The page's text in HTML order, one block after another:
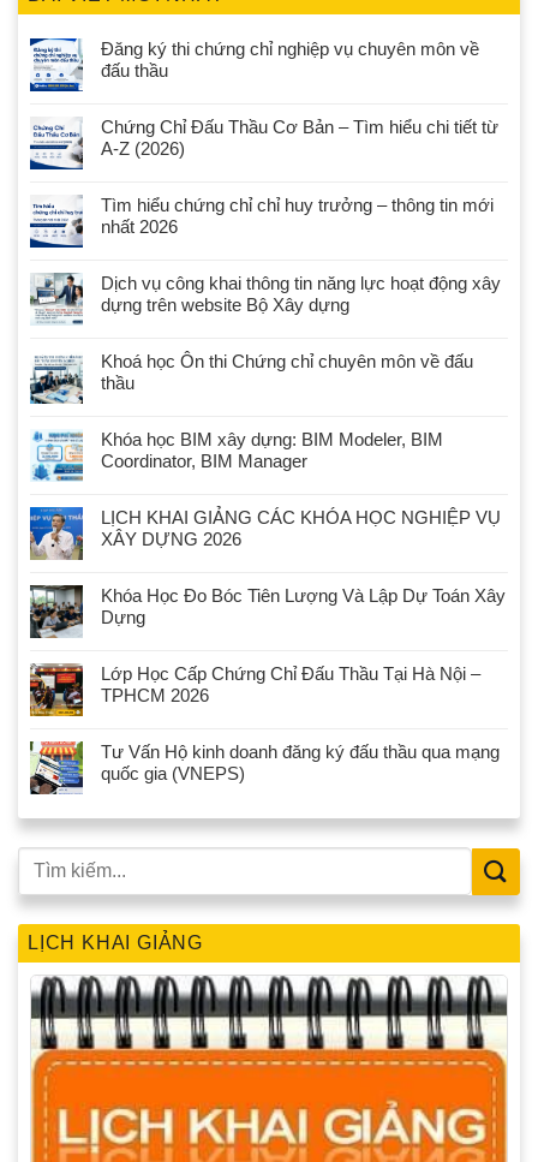
Đăng ký thi chứng chỉ nghiệp vụ chuyên môn về
đấu thầu
Chứng Chỉ Đấu Thầu Cơ Bản – Tìm hiểu chi tiết từ
A-Z (2026)
Tìm hiểu chứng chỉ chỉ huy trưởng – thông tin mới
nhất 2026
Dịch vụ công khai thông tin năng lực hoạt động xây
dựng trên website Bộ Xây dựng
Khoá học Ôn thi Chứng chỉ chuyên môn về đấu
thầu
Khóa học BIM xây dựng: BIM Modeler, BIM
Coordinator, BIM Manager
LỊCH KHAI GIẢNG CÁC KHÓA HỌC NGHIỆP VỤ
XÂY DỰNG 2026
Khóa Học Đo Bóc Tiên Lượng Và Lập Dự Toán Xây
Dựng
Lớp Học Cấp Chứng Chỉ Đấu Thầu Tại Hà Nội –
TPHCM 2026
Tư Vấn Hộ kinh doanh đăng ký đấu thầu qua mạng
quốc gia (VNEPS)
LỊCH KHAI GIẢNG